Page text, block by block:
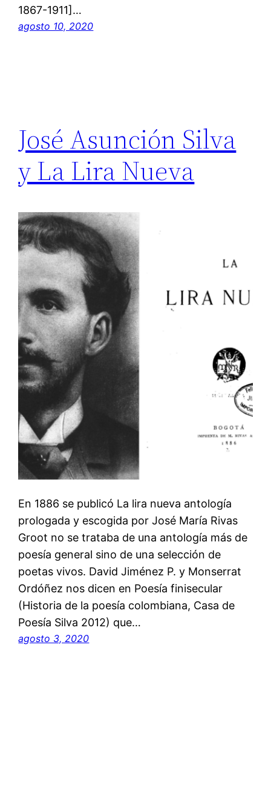
1867-1911]…
agosto 10, 2020
José Asunción Silva
y La Lira Nueva
En 1886 se publicó La lira nueva antología
prologada y escogida por José María Rivas
Groot no se trataba de una antología más de
poesía general sino de una selección de
poetas vivos. David Jiménez P. y Monserrat
Ordóñez nos dicen en Poesía finisecular
(Historia de la poesía colombiana, Casa de
Poesía Silva 2012) que…
agosto 3, 2020